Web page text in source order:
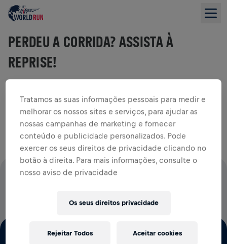
PERDEU A CORRIDA? ASSISTA À
REPRISE!
Assista à transmissão ao vivo completa de 2026 e reviva
toda a ação do começo ao fim.
100% DO VALOR DAS INSCRIÇÕES VAI PARA PESQUISAS
Tratamos as suas informações pessoais para medir e
melhorar os nossos sites e serviços, para ajudar as
nossas campanhas de marketing e fornecer
conteúdo e publicidade personalizados. Pode
exercer os seus direitos de privacidade clicando no
botão à direita. Para mais informações, consulte o
nosso aviso de privacidade
Os seus direitos privacidade
Rejeitar Todos Aceitar cookies